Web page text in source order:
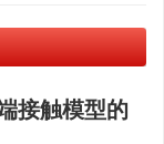
接触模型的